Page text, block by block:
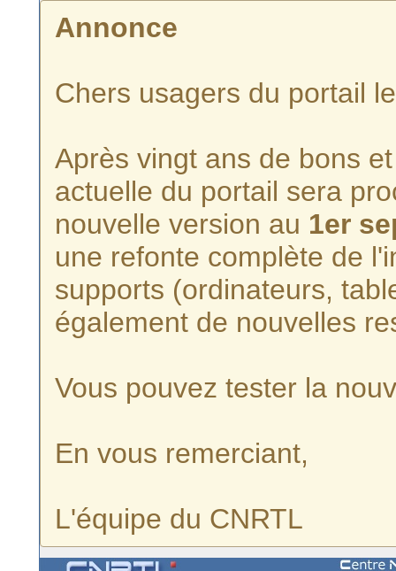
Annonce
Chers usagers du portail
Après vingt ans de bons
actuelle du portail sera
nouvelle version au 1er
une refonte complète de
supports (ordinateurs,
également de nouvelles
Vous pouvez tester la
En vous remerciant,
L'équipe du CNRTL